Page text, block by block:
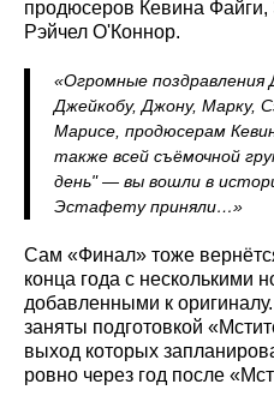
продюсеров Кевина
Рэйчел О'Коннор.
«Огромные поздравления
Джейкобу, Джону, Марку,
Марисе, продюсерам
также всей съёмочной
день" — вы вошли в
Эстафету приняли…»
Сам «Финал» тоже
конца года с несколькими
добавленными к
заняты подготовкой
выход которых
ровно через год после